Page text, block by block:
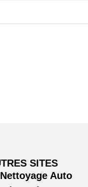
SITES
Auto